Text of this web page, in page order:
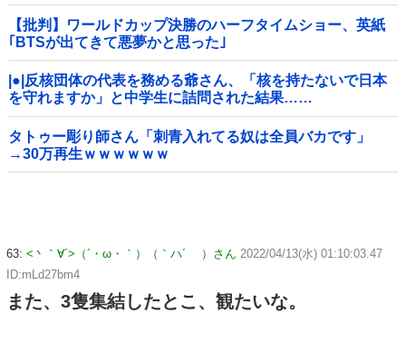
【批判】ワールドカップ決勝のハーフタイムショー、英紙
｢BTSが出てきて悪夢かと思った｣
|●|反核団体の代表を務める爺さん、「核を持たないで日本
を守れますか」と中学生に詰問された結果……
タトゥー彫り師さん「刺青入れてる奴は全員バカです」
→30万再生ｗｗｗｗｗｗ
63: <丶｀∀´>（´・ω・｀）（｀ハ´ ）さん 2022/04/13(水) 01:10:03.47
ID:mLd27bm4
また、3隻集結したとこ、観たいな。